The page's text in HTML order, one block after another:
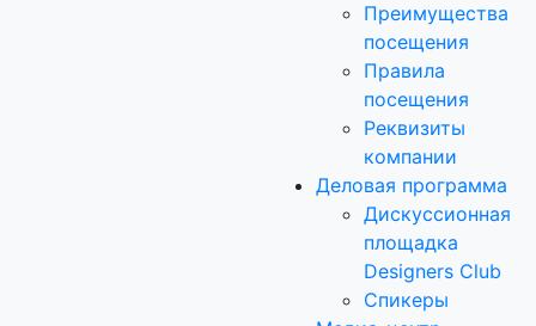
Преимущества
посещения
Правила
посещения
Реквизиты
компании
Деловая программа
Дискуссионная
площадка
Designers Club
Спикеры